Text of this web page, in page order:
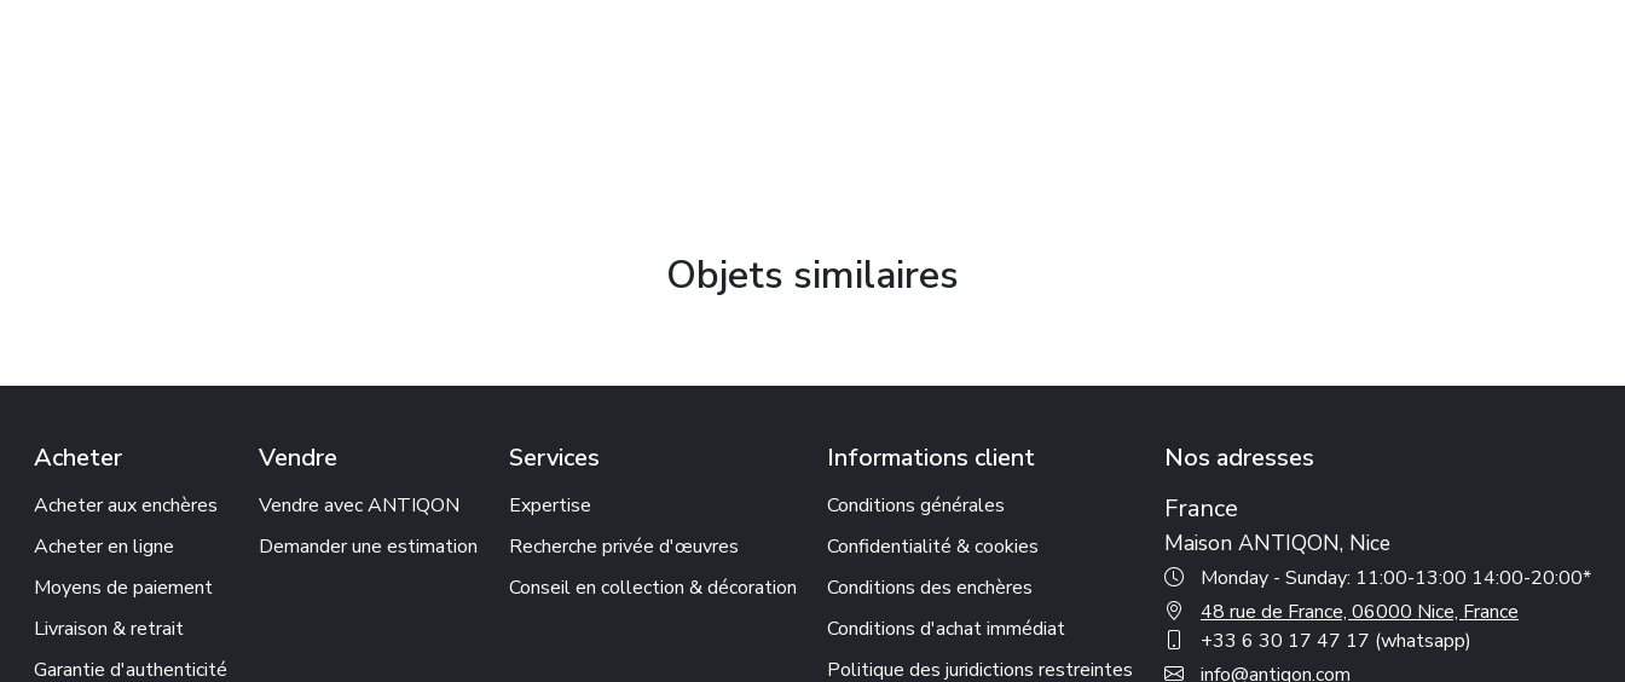
Objets similaires
Acheter
Acheter aux enchères
Acheter en ligne
Moyens de paiement
Livraison & retrait
Garantie d'authenticité
Vendre
Vendre avec ANTIQON
Demander une estimation
Services
Expertise
Recherche privée d'œuvres
Conseil en collection & décoration
Informations client
Conditions générales
Confidentialité & cookies
Conditions des enchères
Conditions d'achat immédiat
Politique des juridictions restreintes
Nos adresses
France
Maison ANTIQON, Nice
Monday - Sunday: 11:00-13:00 14:00-20:00*
48 rue de France, 06000 Nice, France
+33 6 30 17 47 17 (whatsapp)
info@antiqon.com